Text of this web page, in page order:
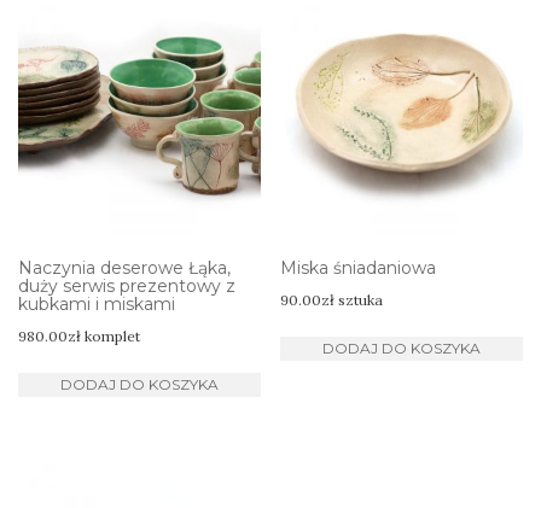
Naczynia deserowe Łąka,
duży serwis prezentowy z
kubkami i miskami
980.00zł komplet
DODAJ DO KOSZYKA
Miska śniadaniowa
90.00zł sztuka
DODAJ DO KOSZYKA